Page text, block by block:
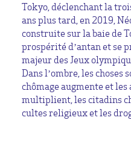
Tokyo, déclenchant la
ans plus tard, en 2019,
construite sur la baie de
prospérité d’antan et se
majeur des Jeux
Dans l’ombre, les choses
chômage augmente et
multiplient, les citadins
cultes religieux et les